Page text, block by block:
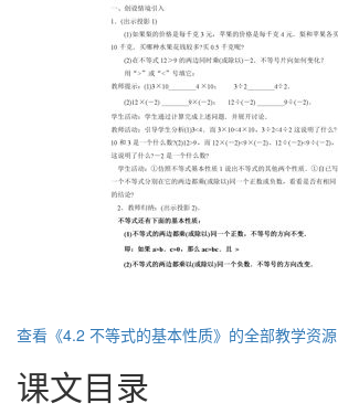
查看《4.2 不等式的基本性质》的全部教学资源
课文目录